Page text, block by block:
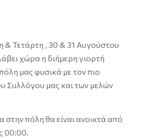
& Τετάρτη , 30 & 31 Αυγούστου
χώρα η διήμερη γιορτή
μας φυσικά με τον πιο
Συλλόγου μας και των μελών
στην πόλη θα είναι ανοικτά από
00:00.